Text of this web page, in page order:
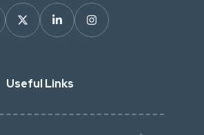
Useful Links